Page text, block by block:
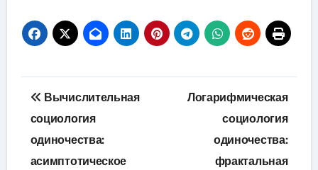
Навигация
по
записям
Вычислительная
социология
одиночества:
асимптотическое
Логарифмическая
социология
одиночества:
фрактальная